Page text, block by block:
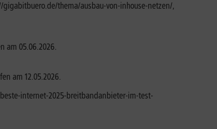
thema/ausbau-von-inhouse-netzen/,
am 05.06.2026.
am 12.05.2026.
internet-2025-breitbandanbieter-im-test-